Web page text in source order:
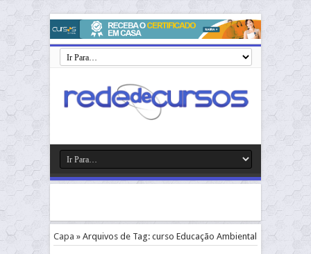
Capa » Arquivos de Tag: curso Educação Ambiental